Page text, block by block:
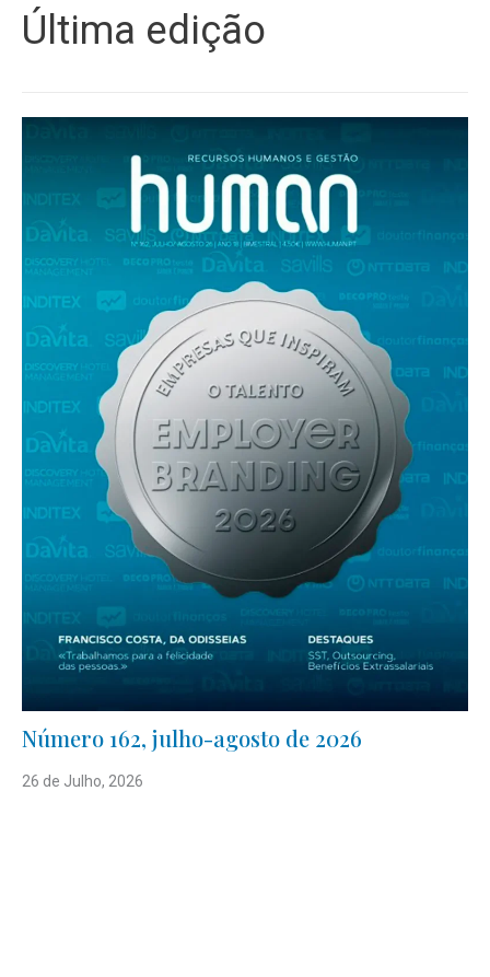
Última edição
Número 162, julho-agosto de 2026
26 de Julho, 2026